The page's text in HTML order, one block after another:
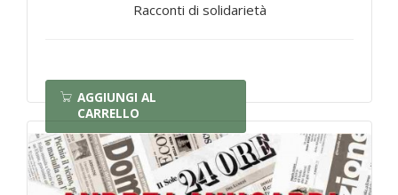
Racconti di solidarietà
AGGIUNGI AL
CARRELLO